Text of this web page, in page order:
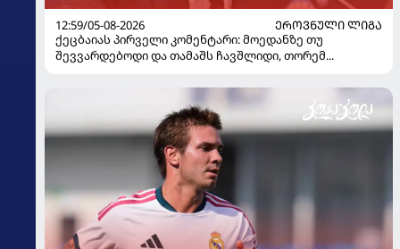
12:59/05-08-2026
ᲔᲠᲝᲕᲜᲣᲚᲘ ᲚᲘᲒᲐ
ქეცბაიას პირველი კომენტარი: მოედანზე თუ
შევვარდებოდი და თამაშს ჩავშლიდი, თორემ...